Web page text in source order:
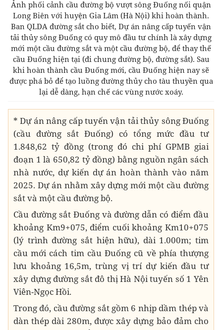
Ảnh phối cảnh cầu đường bộ vượt sông Đuống nối quận
Long Biên với huyện Gia Lâm (Hà Nội) khi hoàn thành.
Ban QLDA đường sắt cho biết, Dự án nâng cấp tuyến vận
tải thủy sông Đuống có quy mô đầu tư chính là xây dựng
mới một cầu đường sắt và một cầu đường bộ, để thay thế
cầu Đuống hiện tại (đi chung đường bộ, đường sắt). Sau
khi hoàn thành cầu Đuống mới, cầu Đuống hiện nay sẽ
được phá bỏ để tạo luồng đường thủy cho tàu thuyền qua
lại dễ dàng, hạn chế các vùng nước xoáy.
* Dự án nâng cấp tuyến vận tải thủy sông Đuống
(cầu đường sắt Đuống) có tổng mức đầu tư
1.848,62 tỷ đồng (trong đó chi phí GPMB giai
đoạn 1 là 650,82 tỷ đồng) bằng nguồn ngân sách
nhà nước, dự kiến dự án hoàn thành vào năm
2025. Dự án nhằm xây dựng mới một cầu đường
sắt và một cầu đường bộ.
Cầu đường sắt Đuống và đường dẫn có điểm đầu
khoảng Km9+075, điểm cuối khoảng Km10+075
(lý trình đường sắt hiện hữu), dài 1.000m; tim
cầu mới cách tim cầu Đuống cũ về phía thượng
lưu khoảng 16,5m, trùng vị trí dự kiến đầu tư
xây dựng đường sắt đô thị Hà Nội tuyến số 1 Yên
Viên-Ngọc Hồi.
Trong đó, cầu đường sắt gồm 6 nhịp dầm thép và
dàn thép dài 280m, được xây dựng bảo đảm cho